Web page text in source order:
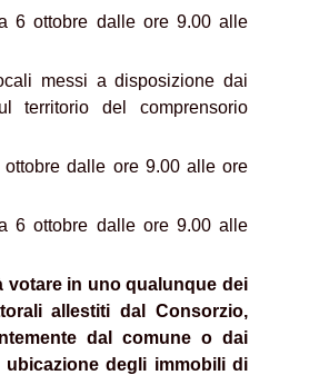
6 ottobre dalle ore 9.00 alle
messi a disposizione dai
territorio del comprensorio
ottobre dalle ore 9.00 alle ore
6 ottobre dalle ore 9.00 alle
votare in uno qualunque dei
allestiti dal Consorzio,
dal comune o dai
degli immobili di